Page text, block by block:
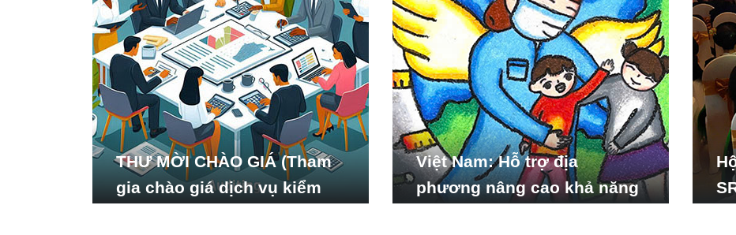
THƯ MỜI CHÀO GIÁ (Tham
gia chào giá dịch vụ kiểm
Việt Nam: Hỗ trợ địa
phương nâng cao khả năng